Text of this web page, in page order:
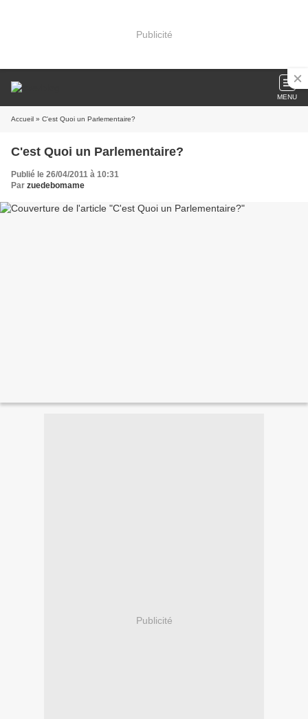
Publicité
MENU
Accueil » C'est Quoi un Parlementaire?
C'est Quoi un Parlementaire?
Publié le 26/04/2011 à 10:31
Par zuedebomame
Publicité